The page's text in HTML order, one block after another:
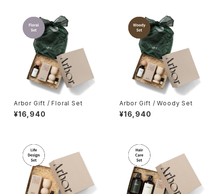
Arbor Gift / Floral Set
¥16,940
Arbor Gift / Woody Set
¥16,940